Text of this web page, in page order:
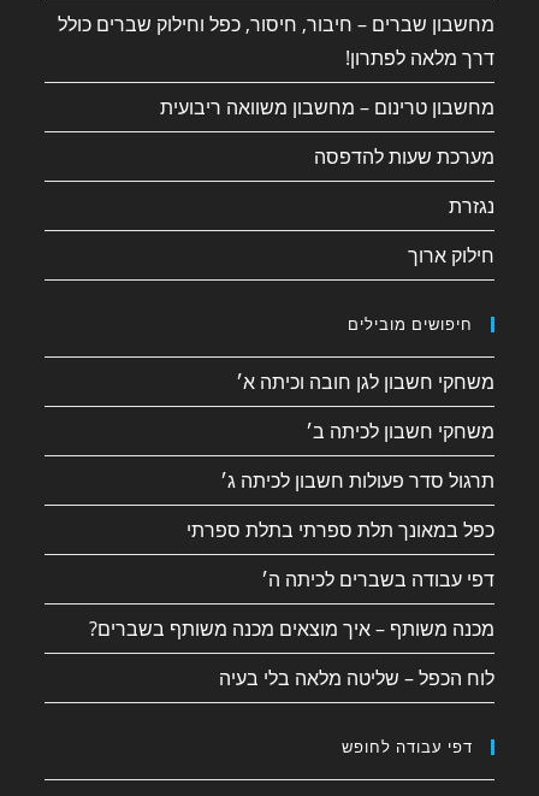
מחשבון שברים – חיבור, חיסור, כפל וחילוק שברים כולל
דרך מלאה לפתרון!
מחשבון טרינום – מחשבון משוואה ריבועית
מערכת שעות להדפסה
נגזרת
חילוק ארוך
חיפושים מובילים
משחקי חשבון לגן חובה וכיתה א׳
משחקי חשבון לכיתה ב׳
תרגול סדר פעולות חשבון לכיתה ג׳
כפל במאונך תלת ספרתי בתלת ספרתי
דפי עבודה בשברים לכיתה ה׳
מכנה משותף – איך מוצאים מכנה משותף בשברים?
לוח הכפל – שליטה מלאה בלי בעיה
דפי עבודה לחופש